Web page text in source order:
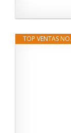
TOP VENTAS